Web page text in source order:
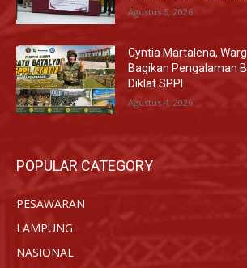
Agustus 5, 2026
Cyntia Martalena,
Bagikan Pengalaman
Diklat SPPI
Agustus 4, 2026
POPULAR CATEGORY
PESAWARAN
LAMPUNG
NASIONAL